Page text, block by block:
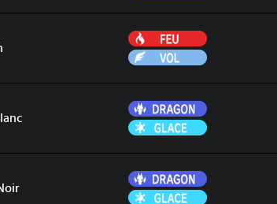
Feu
Vol
Dragon
Glace
Dragon
Glace